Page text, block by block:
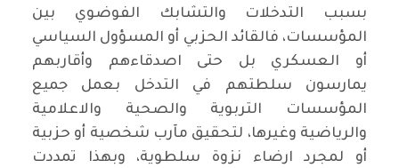
بسبب التدخلات والتشابك الفوضوي بين
المؤسسات، فالقائد الحزبي أو المسؤول السياسي
أو العسكري بل حتى اصدقاءهم وأقاربهم
يمارسون سلطتهم في التدخل بعمل جميع
المؤسسات التربوية والصحية والاعلامية
والرياضية وغيرها، لتحقيق مآرب شخصية أو حزبية
أو لمجرد ارضاء نزوة سلطوية، وبهذا تمددت